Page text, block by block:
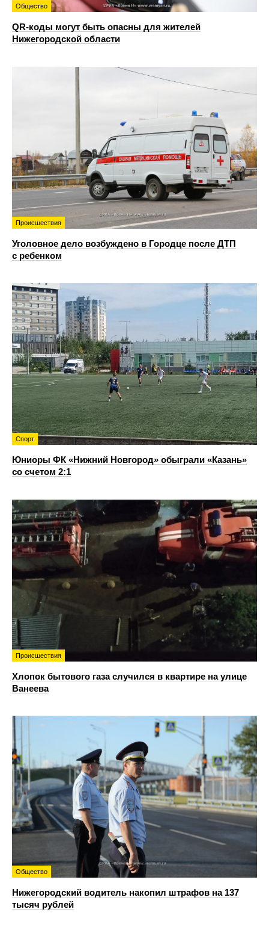
Общество
QR-коды могут быть опасны для жителей
Нижегородской области
Происшествия
Уголовное дело возбуждено в Городце после ДТП
с ребенком
Спорт
Юниоры ФК «Нижний Новгород» обыграли «Казань»
со счетом 2:1
Происшествия
Хлопок бытового газа случился в квартире на улице
Ванеева
Общество
Нижегородский водитель накопил штрафов на 137
тысяч рублей